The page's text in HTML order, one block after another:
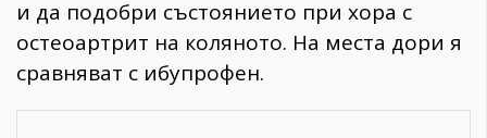
и да подобри състоянието при хора с
остеоартрит на коляното. На места дори я
сравняват с ибупрофен.